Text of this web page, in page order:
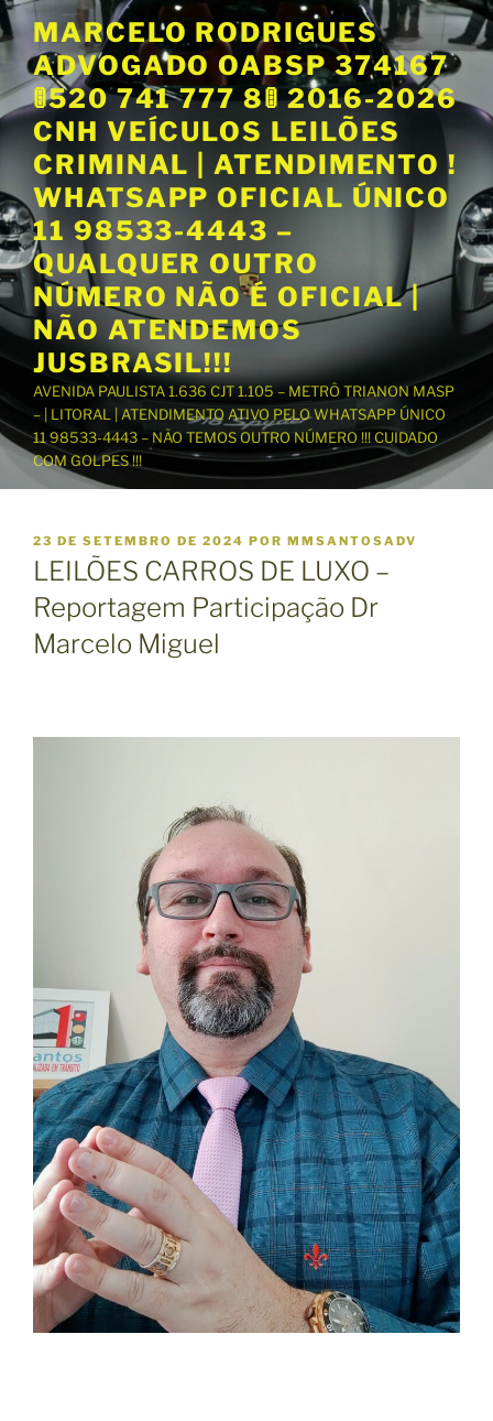
P
u
a
r
r
a
o
c
o
n
t
ú
d
MARCELO RODRIGUES
ADVOGADO OABSP 374167
🚦520 741 777 8🚦 2016-2026
CNH VEÍCULOS LEILÕES
CRIMINAL | ATENDIMENTO !
WHATSAPP OFICIAL ÚNICO
11 98533-4443 –
QUALQUER OUTRO
NÚMERO NÃO É OFICIAL |
NÃO ATENDEMOS
JUSBRASIL!!!
AVENIDA PAULISTA 1.636 CJT 1.105 – METRÔ TRIANON MASP
– | LITORAL | ATENDIMENTO ATIVO PELO WHATSAPP ÚNICO
11 98533-4443 – NÃO TEMOS OUTRO NÚMERO !!! CUIDADO
COM GOLPES !!!
P
U
B
L
I
C
A
M
23 DE SETEMBRO DE 2024 POR MMSANTOSADV
LEILÕES CARROS DE LUXO –
Reportagem Participação Dr
Marcelo Miguel